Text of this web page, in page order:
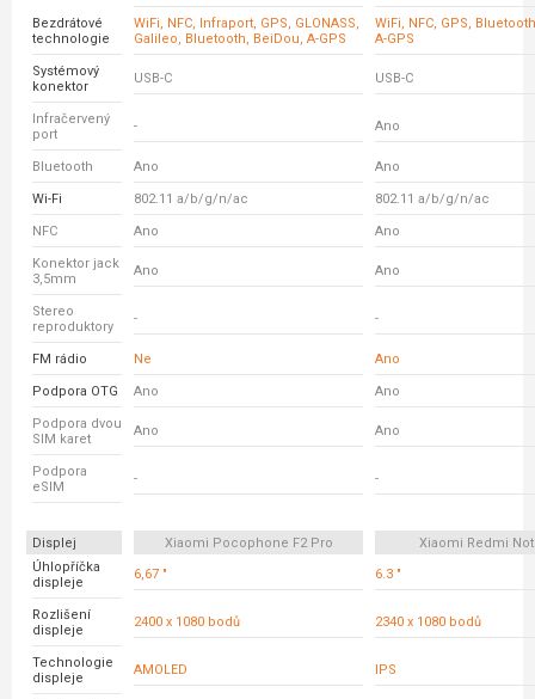
Bezdrátové
technologie
WiFi, NFC, Infraport, GPS, GLONASS,
Galileo, Bluetooth, BeiDou, A-GPS
WiFi, NFC, GPS,
A-GPS
Systémový
konektor
USB-C USB-C
Infračervený
port
- Ano
Bluetooth Ano Ano
Wi-Fi 802.11 a/b/g/n/ac 802.11 a/b/g/n/ac
NFC Ano Ano
Konektor jack
3,5mm
Ano Ano
Stereo
reproduktory
- -
FM rádio Ne Ano
Podpora OTG Ano Ano
Podpora dvou
SIM karet
Ano Ano
Podpora
eSIM
- -
Displej Xiaomi Pocophone F2 Pro
Xiaomi Redmi
Úhlopříčka
displeje
6,67 " 6.3 "
Rozlišení
displeje
2400 x 1080 bodů 2340 x 1080 bodů
Technologie
displeje
AMOLED IPS